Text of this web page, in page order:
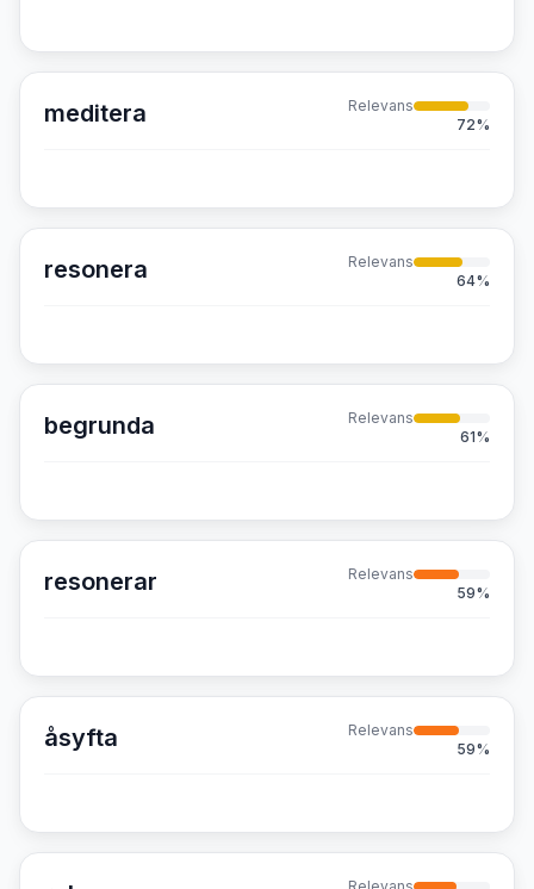
meditera
Relevans
72%
resonera
Relevans
64%
begrunda
Relevans
61%
resonerar
Relevans
59%
åsyfta
Relevans
59%